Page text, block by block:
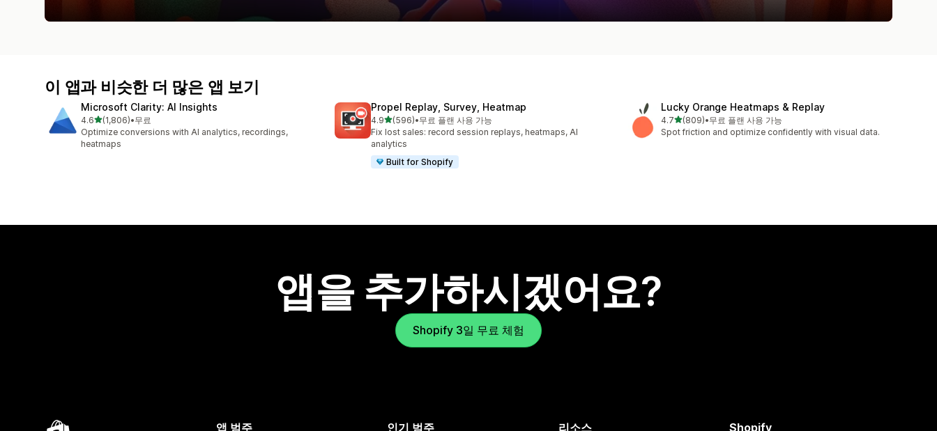
이 앱과 비슷한 더 많은 앱 보기
Microsoft Clarity: AI Insights
4.6별 5개 중
(1,806)
총 리뷰 1806개
•무료
Optimize conversions with AI analytics, recordings,
heatmaps
Propel Replay, Survey, Heatmap
4.9별 5개 중
(596)
총 리뷰 596개
•무료 플랜 사용 가능
Fix lost sales: record session replays, heatmaps, AI
analytics
Built for Shopify
Lucky Orange Heatmaps & Replay
4.7별 5개 중
(809)
총 리뷰 809개
•무료 플랜 사용 가능
Spot friction and optimize confidently with visual data.
앱을 추가하시겠어요?
Shopify 3일 무료 체험
앱 범주 인기 범주 리소스 Shopify